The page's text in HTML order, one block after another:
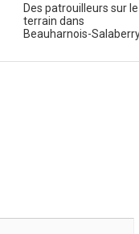
Des patrouilleurs sur le
terrain dans
Beauharnois-